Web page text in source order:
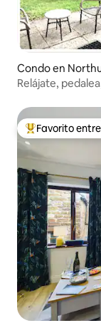
Condo en
Relájate,
Favorito entre
Favorito